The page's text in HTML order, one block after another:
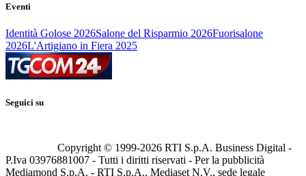
Eventi
Identità Golose 2026Salone del Risparmio 2026Fuorisalone
2026L'Artigiano in Fiera 2025
Seguici su
Copyright © 1999-2026 RTI S.p.A. Business Digital -
P.Iva 03976881007 - Tutti i diritti riservati - Per la pubblicità
Mediamond S.p.A. - RTI S.p.A., Mediaset N.V., sede legale